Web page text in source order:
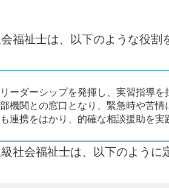
福祉士は、以下のような役割
ーダーシップを発揮し、実習指導を
機関との窓口となり、緊急時や苦情
連携をはかり、的確な相談援助を実
社会福祉士は、以下のように